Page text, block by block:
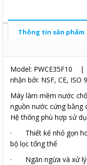
Thông tin sản phẩm
Model:
nhận bởi: NSF, CE, ISO
Máy làm mềm nước
nguồn nước cứng bằng
Hệ thống phù hợp sử
· Thiết kế nhỏ gọn
bộ lọc tổng thể
· Ngăn ngừa và xử lý